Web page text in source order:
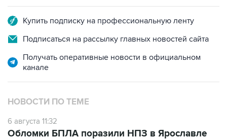
Купить подписку на профессиональную ленту
Подписаться на рассылку главных новостей сайта
Получать оперативные новости в официальном
канале
НОВОСТИ ПО ТЕМЕ
6 августа 11:32
Обломки БПЛА поразили НПЗ в Ярославле